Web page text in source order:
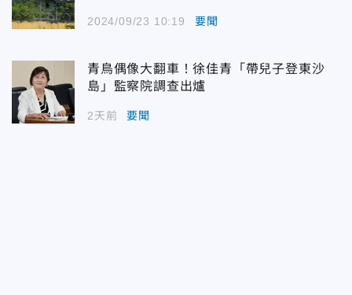
2024/09/23 10:19 要聞
青鳥偶像大翻車！徐佳青「帶兒子登東沙
島」監察院調查出爐
2天前 要聞